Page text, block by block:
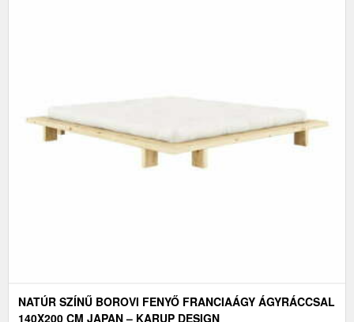
NATÚR SZÍNŰ BOROVI FENYŐ FRANCIAÁGY ÁGYRÁCCSAL
140X200 CM JAPAN – KARUP DESIGN